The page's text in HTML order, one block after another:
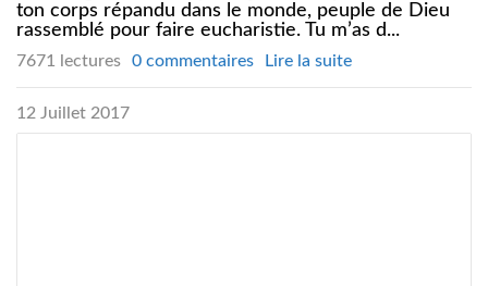
ton corps répandu dans le monde, peuple de Dieu
rassemblé pour faire eucharistie. Tu m’as d...
7671 lectures 0 commentaires Lire la suite
12 Juillet 2017